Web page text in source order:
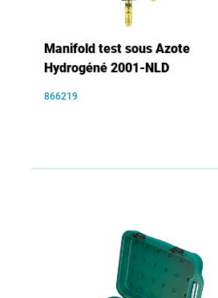
Manifold test sous Azote
Hydrogéné 2001-NLD
866219